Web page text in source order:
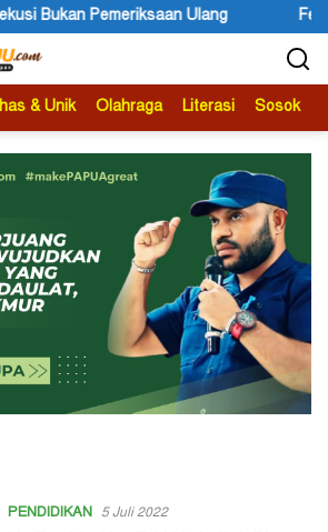
Budaya Lembah Baliem Resmi Dibuka,
& Unik Olahraga Literasi Sosok
PENDIDIKAN 5 Juli 2022